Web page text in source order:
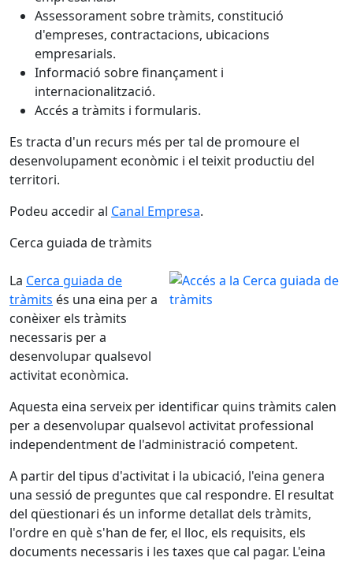
Assessorament sobre tràmits, constitució
d'empreses, contractacions, ubicacions
empresarials.
Informació sobre finançament i
internacionalització.
Accés a tràmits i formularis.
Es tracta d'un recurs més per tal de promoure el
desenvolupament econòmic i el teixit productiu del
territori.
Podeu accedir al Canal Empresa.
Cerca guiada de tràmits
La Cerca guiada de
tràmits és una eina per a
conèixer els tràmits
necessaris per a
desenvolupar qualsevol
activitat econòmica.
Aquesta eina serveix per identificar quins tràmits calen
per a desenvolupar qualsevol activitat professional
independentment de l'administració competent.
A partir del tipus d'activitat i la ubicació, l'eina genera
una sessió de preguntes que cal respondre. El resultat
del qüestionari és un informe detallat dels tràmits,
l'ordre en què s'han de fer, el lloc, els requisits, els
documents necessaris i les taxes que cal pagar. L'eina